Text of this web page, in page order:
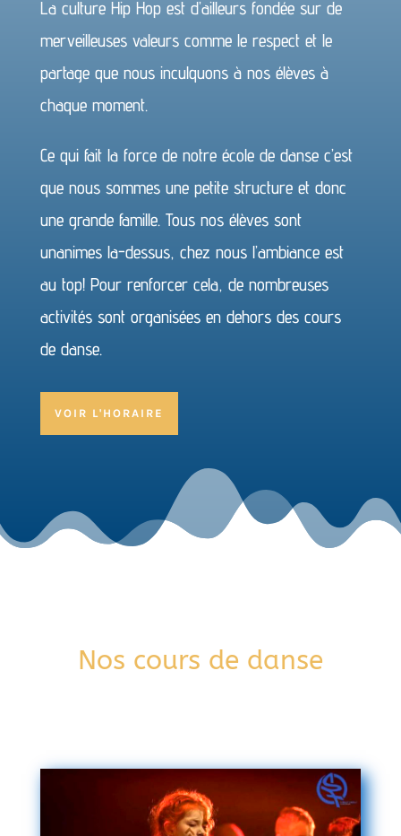
La culture Hip Hop est d’ailleurs fondée sur de
merveilleuses valeurs comme le respect et le
partage que nous inculquons à nos élèves à
chaque moment.
Ce qui fait la force de notre école de danse c’est
que nous sommes une petite structure et donc
une grande famille. Tous nos élèves sont
unanimes la-dessus, chez nous l’ambiance est
au top! Pour renforcer cela, de nombreuses
activités sont organisées en dehors des cours
de danse.
VOIR L'HORAIRE
Nos cours de danse